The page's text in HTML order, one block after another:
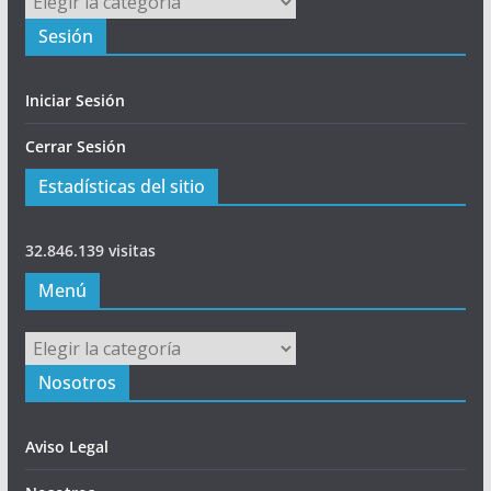
Sesión
Iniciar Sesión
Cerrar Sesión
Estadísticas del sitio
32.846.139 visitas
Menú
Menú
Nosotros
Aviso Legal